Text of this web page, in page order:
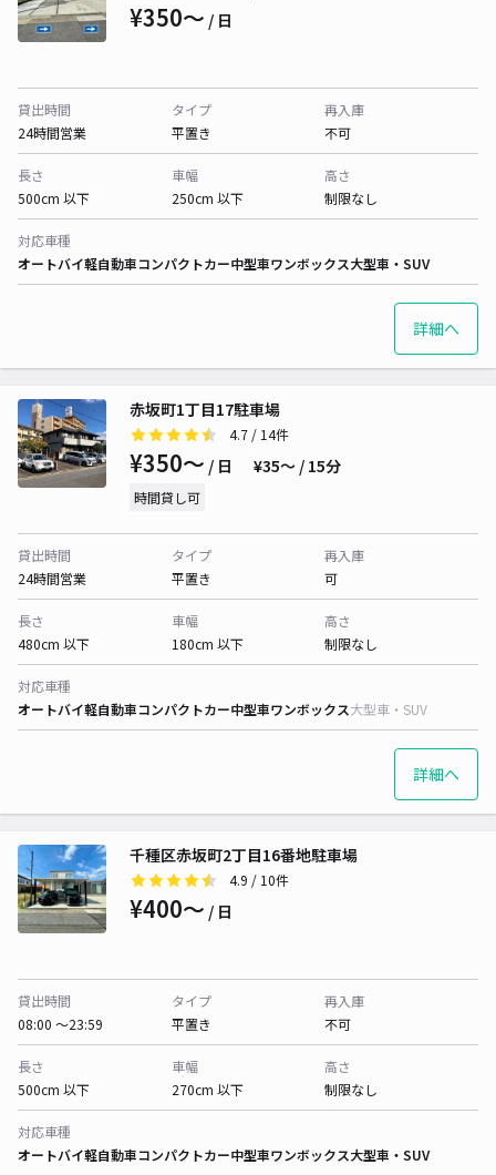
¥350〜 / 日
貸出時間
24時間営業
タイプ
平置き
再入庫
不可
長さ
500cm 以下
車幅
250cm 以下
高さ
制限なし
対応車種
オートバイ軽自動車コンパクトカー中型車ワンボックス大型車・SUV
詳細へ
赤坂町1丁目17駐車場
4.7 / 14件
¥350〜 / 日 ¥35〜 / 15分
時間貸し可
貸出時間
24時間営業
タイプ
平置き
再入庫
可
長さ
480cm 以下
車幅
180cm 以下
高さ
制限なし
対応車種
オートバイ軽自動車コンパクトカー中型車ワンボックス大型車・SUV
詳細へ
千種区赤坂町2丁目16番地駐車場
4.9 / 10件
¥400〜 / 日
貸出時間
08:00 〜23:59
タイプ
平置き
再入庫
不可
長さ
500cm 以下
車幅
270cm 以下
高さ
制限なし
対応車種
オートバイ軽自動車コンパクトカー中型車ワンボックス大型車・SUV